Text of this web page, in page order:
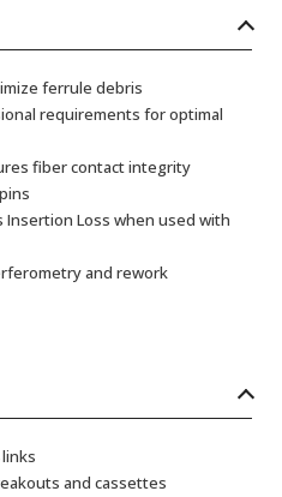
ferrule debris
requirements for optimal
fiber contact integrity
Loss when used with
and rework
and cassettes